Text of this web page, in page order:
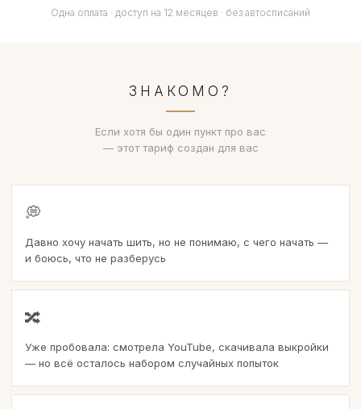
Одна оплата · доступ на 12 месяцев · без автосписаний
ЗНАКОМО?
Если хотя бы один пункт про вас
— этот тариф создан для вас
💭
Давно хочу начать шить, но не понимаю, с чего начать —
и боюсь, что не разберусь
🔀
Уже пробовала: смотрела YouTube, скачивала выкройки
— но всё осталось набором случайных попыток